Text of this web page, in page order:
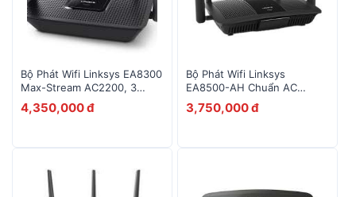
Bộ Phát Wifi Linksys EA8300
Max-Stream AC2200, 3
Băng Tần
4,350,000 đ
Bộ Phát Wifi Linksys
EA8500-AH Chuẩn AC
2600Mbps
3,750,000 đ